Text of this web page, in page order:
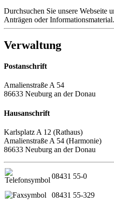
Durchsuchen Sie unsere Webseite
Anträgen oder Informationsmaterial.
Verwaltung
Postanschrift
Amalienstraße A 54
86633 Neuburg an der Donau
Hausanschrift
Karlsplatz A 12 (Rathaus)
Amalienstraße A 54 (Harmonie)
86633 Neuburg an der Donau
08431 55-0
08431 55-329